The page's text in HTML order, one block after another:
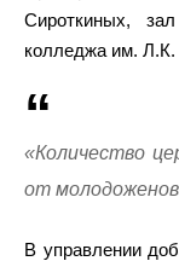
Сироткиных,
колледжа им.
«Количество
от
В управлении